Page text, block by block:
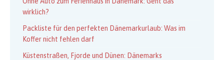
wirklich?
Packliste für den perfekten Dänemarkurlaub: Was im
Koffer nicht fehlen darf
Küstenstraßen, Fjorde und Dünen: Dänemarks